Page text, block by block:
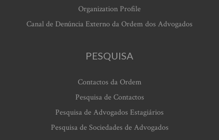
Organization Profile
Canal de Denúncia Externo da Ordem dos Advogados
PESQUISA
Contactos da Ordem
Pesquisa de Contactos
Pesquisa de Advogados Estagiários
Pesquisa de Sociedades de Advogados